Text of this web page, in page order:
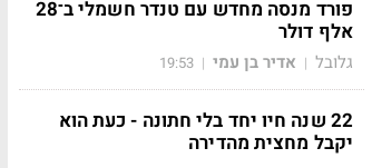
פורד מנסה מחדש עם טנדר חשמלי ב־28
אלף דולר
גלובל | אדיר בן עמי |
19:53
22 שנה חיו יחד בלי חתונה - כעת הוא
יקבל מחצית מהדירה